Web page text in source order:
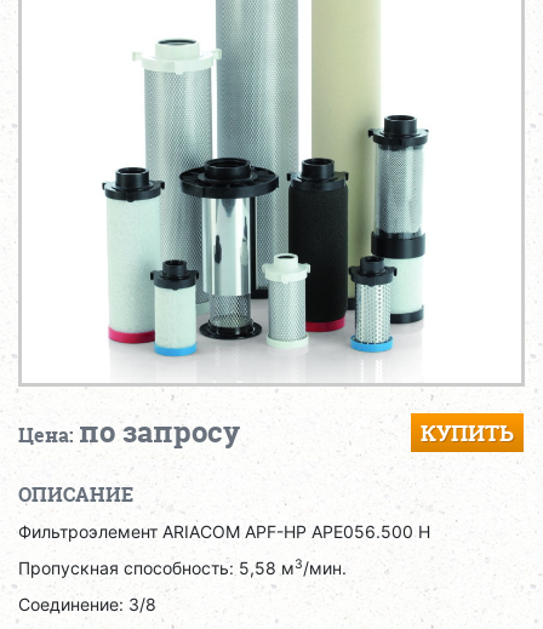
Цена: по запросу КУПИТЬ
ОПИСАНИЕ
Фильтроэлемент ARIACOM APF-HP APE056.500 H
Пропускная способность: 5,58 м3/мин.
Соединение: 3/8